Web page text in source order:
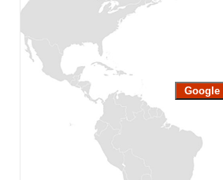
Google